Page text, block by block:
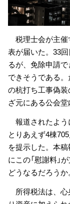
税理士会が主催
表が届いた。33
るが、免除申請
できそうである
の杭打ち工事偽
ざ元にある公会堂
報道されたよう
とりあえず4棟
を提示した。本
にこの「慰謝料」
どうなるだろうか。
所得税法は、心